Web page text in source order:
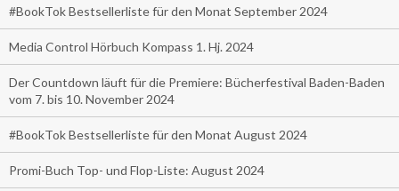
#BookTok Bestsellerliste für den Monat September 2024
Media Control Hörbuch Kompass 1. Hj. 2024
Der Countdown läuft für die Premiere: Bücherfestival Baden-Baden
vom 7. bis 10. November 2024
#BookTok Bestsellerliste für den Monat August 2024
Promi-Buch Top- und Flop-Liste: August 2024